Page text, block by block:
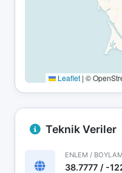
Leaflet | ©
Teknik Veriler
ENLEM / BOYLAM
38.7777 / -